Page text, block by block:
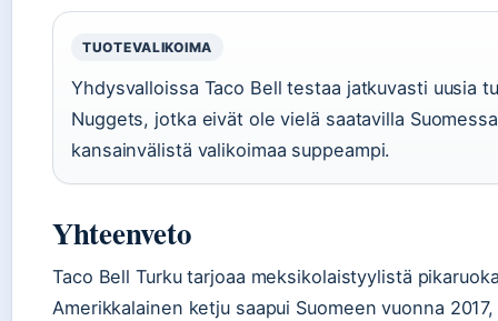
TUOTEVALIKOIMA
Yhdysvalloissa Taco Bell testaa jatkuvasti uusia
Nuggets, jotka eivät ole vielä saatavilla
kansainvälistä valikoimaa suppeampi.
Yhteenveto
Taco Bell Turku tarjoaa meksikolaistyylistä
Amerikkalainen ketju saapui Suomeen vuonna